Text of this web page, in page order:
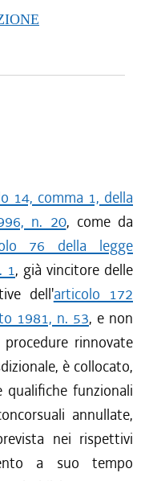
14, comma 1, della
n. 20, come da
76 della legge
1, già vincitore delle
dell'articolo 172
1981, n. 53, e non
rinnovate
è collocato,
qualifiche funzionali
annullate,
nei rispettivi
a suo tempo